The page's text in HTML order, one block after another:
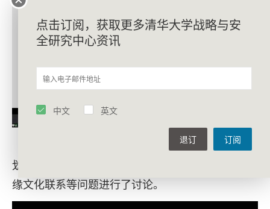
最后，参与的战略青年们就印度振兴制造业计
划、其与东南亚国家优势比较、与南亚其他国家地
缘文化联系等问题进行了讨论。
点击订阅，获取更多清华大学战略与安
全研究中心资讯
中文 英文
订阅
退订